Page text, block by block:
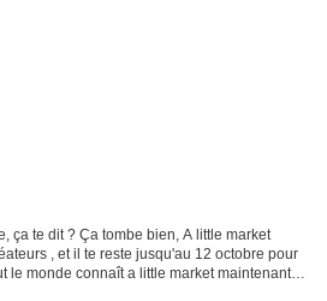
ça te dit ? Ça tombe bien, A little market
, et il te reste jusqu'au 12 octobre pour
le monde connaît a little market maintenant,